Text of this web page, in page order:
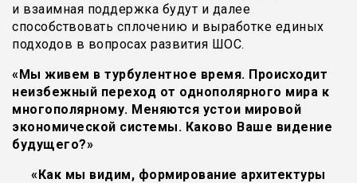
и взаимная поддержка будут и далее
способствовать сплочению и выработке единых
подходов в вопросах развития ШОС.
«Мы живем в турбулентное время. Происходит
неизбежный переход от однополярного мира к
многополярному. Меняются устои мировой
экономической системы. Каково Ваше видение
будущего?»
«Как мы видим, формирование архитектуры